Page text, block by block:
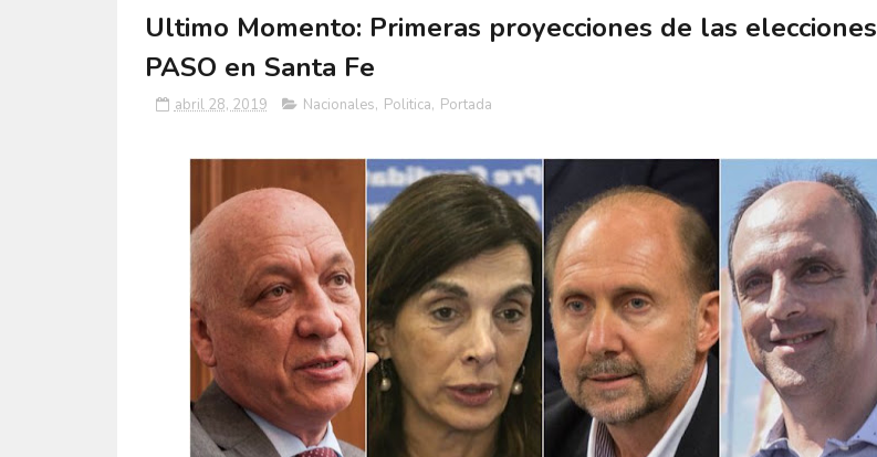
Ultimo Momento: Primeras proyecciones de las elecciones
PASO en Santa Fe
abril 28, 2019 Nacionales, Politica, Portada